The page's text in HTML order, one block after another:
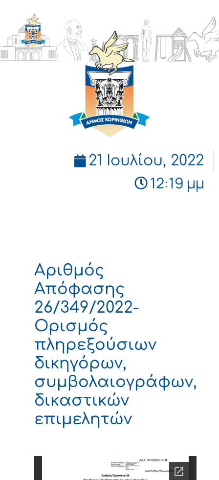
ΔΗΜΟΣ
ΚΟΡΙΝΘΙΩΝ
21 Ιουλίου, 2022
12:19 μμ
Αριθμός
Απόφασης
26/349/2022-
Ορισμός
πληρεξούσιων
δικηγόρων,
συμβολαιογράφων,
δικαστικών
επιμελητών